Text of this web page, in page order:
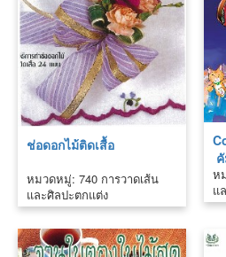
ช่อดอกไม้ติดเสื้อ
หมวดหมู่: 740 การวาดเส้น
และศิลปะตกแต่ง
ด้
ห
แ